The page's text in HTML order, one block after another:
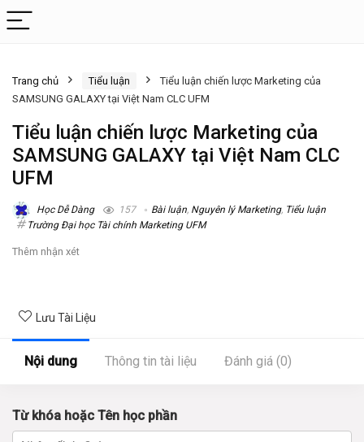
Trang chủ Tiểu luận
Tiểu luận chiến lược Marketing của
SAMSUNG GALAXY tại Việt Nam CLC UFM
Tiểu luận chiến lược Marketing của
SAMSUNG GALAXY tại Việt Nam CLC
UFM
Học Dễ Dàng 157 Bài luận, Nguyên lý Marketing, Tiểu luận
Trường Đại học Tài chính Marketing UFM
Thêm nhận xét
Lưu Tài Liệu
Nội dung Thông tin tài liệu Đánh giá (0)
Từ khóa hoặc Tên học phần